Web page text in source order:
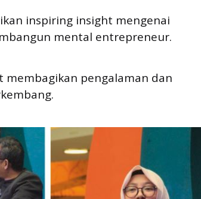
inspiring insight mengenai
mental entrepreneur.
pengalaman dan